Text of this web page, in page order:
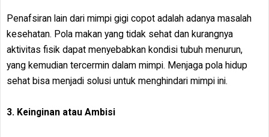
Penafsiran lain dari mimpi gigi copot adalah adanya masalah
kesehatan. Pola makan yang tidak sehat dan kurangnya
aktivitas fisik dapat menyebabkan kondisi tubuh menurun,
yang kemudian tercermin dalam mimpi. Menjaga pola hidup
sehat bisa menjadi solusi untuk menghindari mimpi ini.
3. Keinginan atau Ambisi